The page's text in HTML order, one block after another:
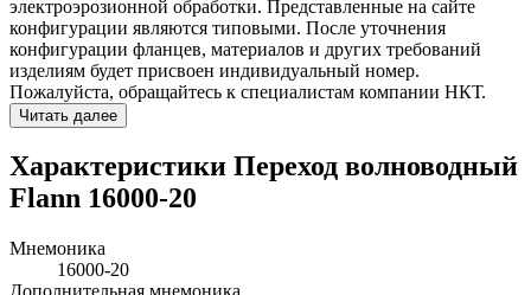
электроэрозионной обработки. Представленные на сайте
конфигурации являются типовыми. После уточнения
конфигурации фланцев, материалов и других требований
изделиям будет присвоен индивидуальный номер.
Пожалуйста, обращайтесь к специалистам компании НКТ.
Читать далее
Характеристики Переход волноводный
Flann 16000-20
Мнемоника
16000-20